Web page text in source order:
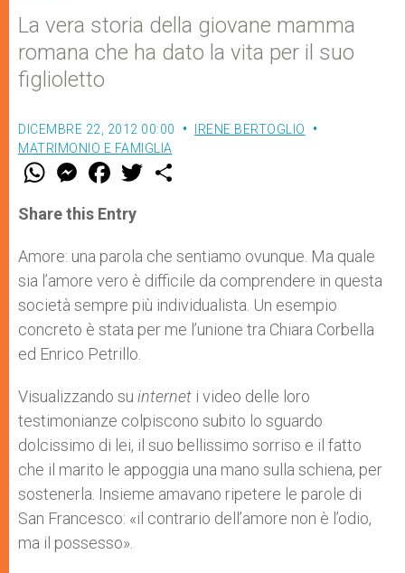
La vera storia della giovane mamma
romana che ha dato la vita per il suo
figlioletto
DICEMBRE 22, 2012 00:00
IRENE BERTOGLIO
MATRIMONIO E FAMIGLIA
W
t
s
p
p
M
e
s
e
g
e
r
F
a
e
b
o
k
w
r
Share this Entry
Amore: una parola che sentiamo ovunque. Ma quale
sia l’amore vero è difficile da comprendere in questa
società sempre più individualista. Un esempio
concreto è stata per me l’unione tra Chiara Corbella
ed Enrico Petrillo.
Visualizzando su internet i video delle loro
testimonianze colpiscono subito lo sguardo
dolcissimo di lei, il suo bellissimo sorriso e il fatto
che il marito le appoggia una mano sulla schiena, per
sostenerla. Insieme amavano ripetere le parole di
San Francesco: «il contrario dell’amore non è l’odio,
ma il possesso».